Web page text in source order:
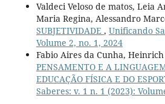
Valdeci Veloso de matos, Leia
Maria Regina, Alessandro
SUBJETIVIDADE , Unificando
Volume 2, no. 1, 2024
Fabio Aires da Cunha,
PENSAMENTO E A
EDUCAÇÃO FÍSICA E DO
Saberes: v. 1 n. 1 (2023):